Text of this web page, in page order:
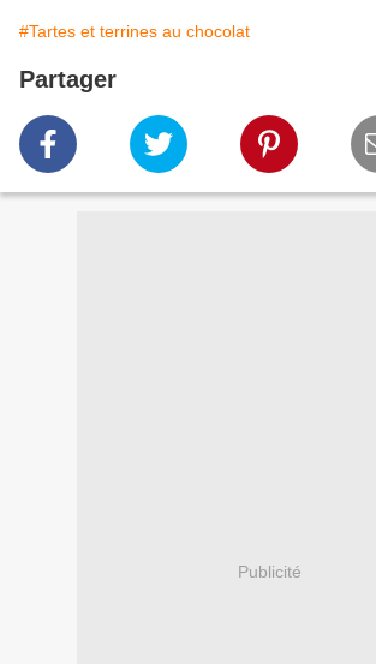
#Tartes et terrines au chocolat
Partager
Publicité